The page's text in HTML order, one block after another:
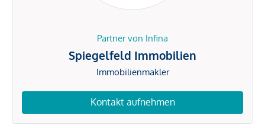
Partner von Infina
Spiegelfeld Immobilien
Immobilienmakler
Kontakt aufnehmen